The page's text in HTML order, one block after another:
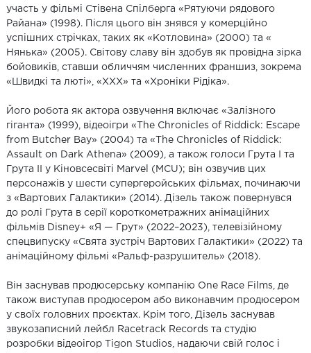
участь у фільмі Стівена Спілберга «Рятуючи рядового
Райана» (1998). Після цього він знявся у комерційно
успішних стрічках, таких як «Котловина» (2000) та «
Нянька» (2005). Світову славу він здобув як провідна зірка
бойовиків, ставши обличчям численних франшиз, зокрема
«Швидкі та люті», «XXX» та «Хроніки Рідіка».
Його робота як актора озвучення включає «Залізного
гіганта» (1999), відеоігри «The Chronicles of Riddick: Escape
from Butcher Bay» (2004) та «The Chronicles of Riddick:
Assault on Dark Athena» (2009), а також голоси Грута I та
Грута II у Кіновсесвіті Marvel (MCU); він озвучив цих
персонажів у шести супергеройських фільмах, починаючи
з «Вартових Галактики» (2014). Дізель також повернувся
до ролі Грута в серії короткометражних анімаційних
фільмів Disney+ «Я — Грут» (2022–2023), телевізійному
спецвипуску «Свята зустріч Вартових Галактики» (2022) та
анімаційному фільмі «Ральф-разрушитель» (2018).
Він заснував продюсерську компанію One Race Films, де
також виступав продюсером або виконавчим продюсером
у своїх головних проєктах. Крім того, Дізель заснував
звукозаписний лейбл Racetrack Records та студію
розробки відеоігор Tigon Studios, надаючи свій голос і